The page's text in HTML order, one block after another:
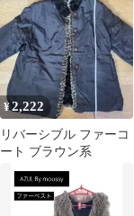
¥2,222
リバーシブル ファーコ
ート ブラウン系